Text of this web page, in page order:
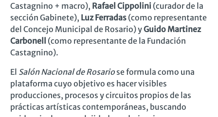
Castagnino + macro), Rafael Cippolini (curador de la
sección Gabinete), Luz Ferradas (como representante
del Concejo Municipal de Rosario)yGuido Martinez
Carbonell (como representantede la Fundación
Castagnino).
El Salón Nacional de Rosario se formula como una
plataforma cuyo objetivo es hacer visibles
producciones, procesos y circuitos propios de las
prácticas artísticas contemporáneas, buscando